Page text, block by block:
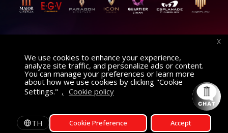
We use cookies to enhance your experience,
analyze site traffic, and personalize ads or content.
You can manage your preferences or learn more
about how we use cookies by clicking "Cookie
Settings." , Cookie policy
TH Cookie Preference Accept
X
ค้นหาภาพยนตร์ AT เลือกโรงภาพยนตร์
รอบฉาย